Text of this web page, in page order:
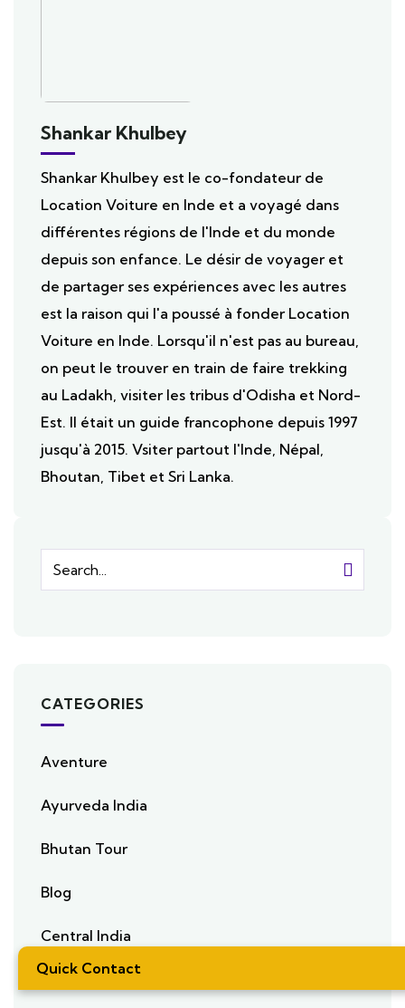
Shankar Khulbey
Shankar Khulbey est le co-fondateur de
Location Voiture en Inde et a voyagé dans
différentes régions de l'Inde et du monde
depuis son enfance. Le désir de voyager et
de partager ses expériences avec les autres
est la raison qui l'a poussé à fonder Location
Voiture en Inde. Lorsqu'il n'est pas au bureau,
on peut le trouver en train de faire trekking
au Ladakh, visiter les tribus d'Odisha et Nord-
Est. Il était un guide francophone depuis 1997
jusqu'à 2015. Vsiter partout l'Inde, Népal,
Bhoutan, Tibet et Sri Lanka.
CATEGORIES
Aventure
Ayurveda India
Bhutan Tour
Blog
Central India
Conseils De Voyage En Inde
Quick Contact